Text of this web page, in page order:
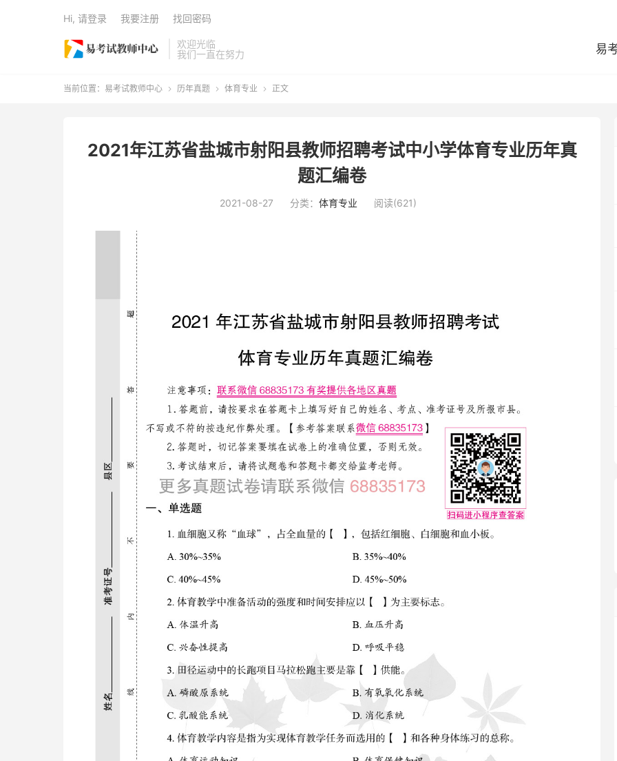
欢迎光临
我们一直在努力
易
Hi, 请登录 我要注册 找回密码
当前位置： 易考试教师中心  历年真题  体育专业  正文
2021年江苏省盐城市射阳县教师招聘考试中小学体育专业历年真
题汇编卷
2021-08-27 分类： 体育专业 阅读(621)